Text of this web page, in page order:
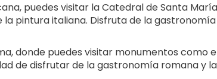
puedes visitar la Catedral de Santa
pintura italiana. Disfruta de la
donde puedes visitar monumentos como
de disfrutar de la gastronomía romana y